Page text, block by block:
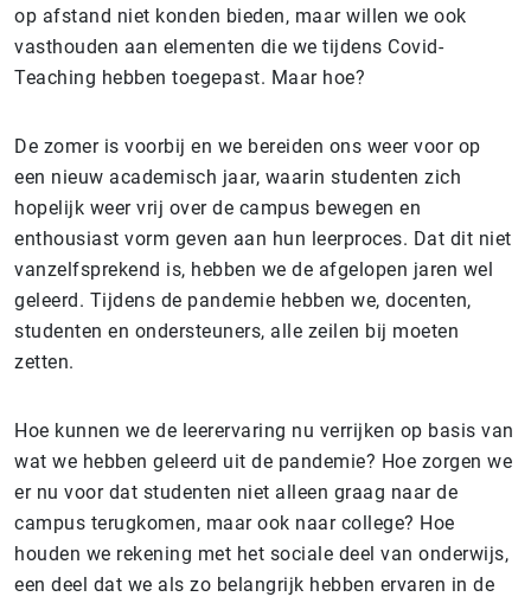
op afstand niet konden bieden, maar willen we ook
vasthouden aan elementen die we tijdens Covid-
Teaching hebben toegepast. Maar hoe?
De zomer is voorbij en we bereiden ons weer voor op
een nieuw academisch jaar, waarin studenten zich
hopelijk weer vrij over de campus bewegen en
enthousiast vorm geven aan hun leerproces. Dat dit niet
vanzelfsprekend is, hebben we de afgelopen jaren wel
geleerd. Tijdens de pandemie hebben we, docenten,
studenten en ondersteuners, alle zeilen bij moeten
zetten.
Hoe kunnen we de leerervaring nu verrijken op basis van
wat we hebben geleerd uit de pandemie? Hoe zorgen we
er nu voor dat studenten niet alleen graag naar de
campus terugkomen, maar ook naar college? Hoe
houden we rekening met het sociale deel van onderwijs,
een deel dat we als zo belangrijk hebben ervaren in de